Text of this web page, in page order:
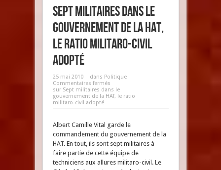
Sept militaires dans le
gouvernement de la HAT,
le ratio militaro-civil
adopté
25 mai 2010 dans Politique
Commentaires fermés
sur Sept militaires dans le
gouvernement de la HAT, le ratio
militaro-civil adopté
Albert Camille Vital garde le
commandement du gouvernement de la
HAT. En tout, ils sont sept militaires à
faire partie de cette équipe de
techniciens aux allures militaro-civil. Le